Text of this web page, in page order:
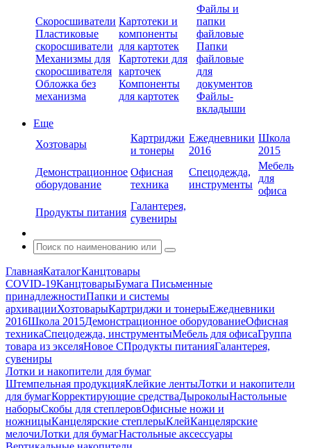
Скоросшиватели
Пластиковые
скоросшиватели
Механизмы для
скоросшивателя
Обложка без
механизма
Картотеки и
компоненты
для картотек
Картотеки для
карточек
Компоненты
для картотек
Файлы и
папки
файловые
Папки
файловые
для
документов
Файлы-
вкладыши
Еще
Хозтовары
Картриджи
и тонеры
Ежедневники
2016
Школа
2015
Демонстрационное
оборудование
Офисная
техника
Спецодежда,
инструменты
Мебель
для
офиса
Продукты питания
Галантерея,
сувениры
ГлавнаяКаталогКанцтовары
COVID-19КанцтоварыБумага Письменные
принадлежностиПапки и системы
архивацииХозтоварыКартриджи и тонерыЕжедневники
2016Школа 2015Демонстрационное оборудованиеОфисная
техникаСпецодежда, инструментыМебель для офисаГруппа
товара из экселяНовое СПродукты питанияГалантерея,
сувениры
Лотки и накопители для бумаг
Штемпельная продукцияКлейкие лентыЛотки и накопители
для бумагКорректирующие средстваДыроколыНастольные
наборыСкобы для степлеровОфисные ножи и
ножницыКанцелярские степлерыКлейКанцелярские
мелочиЛотки для бумагНастольные аксессуары